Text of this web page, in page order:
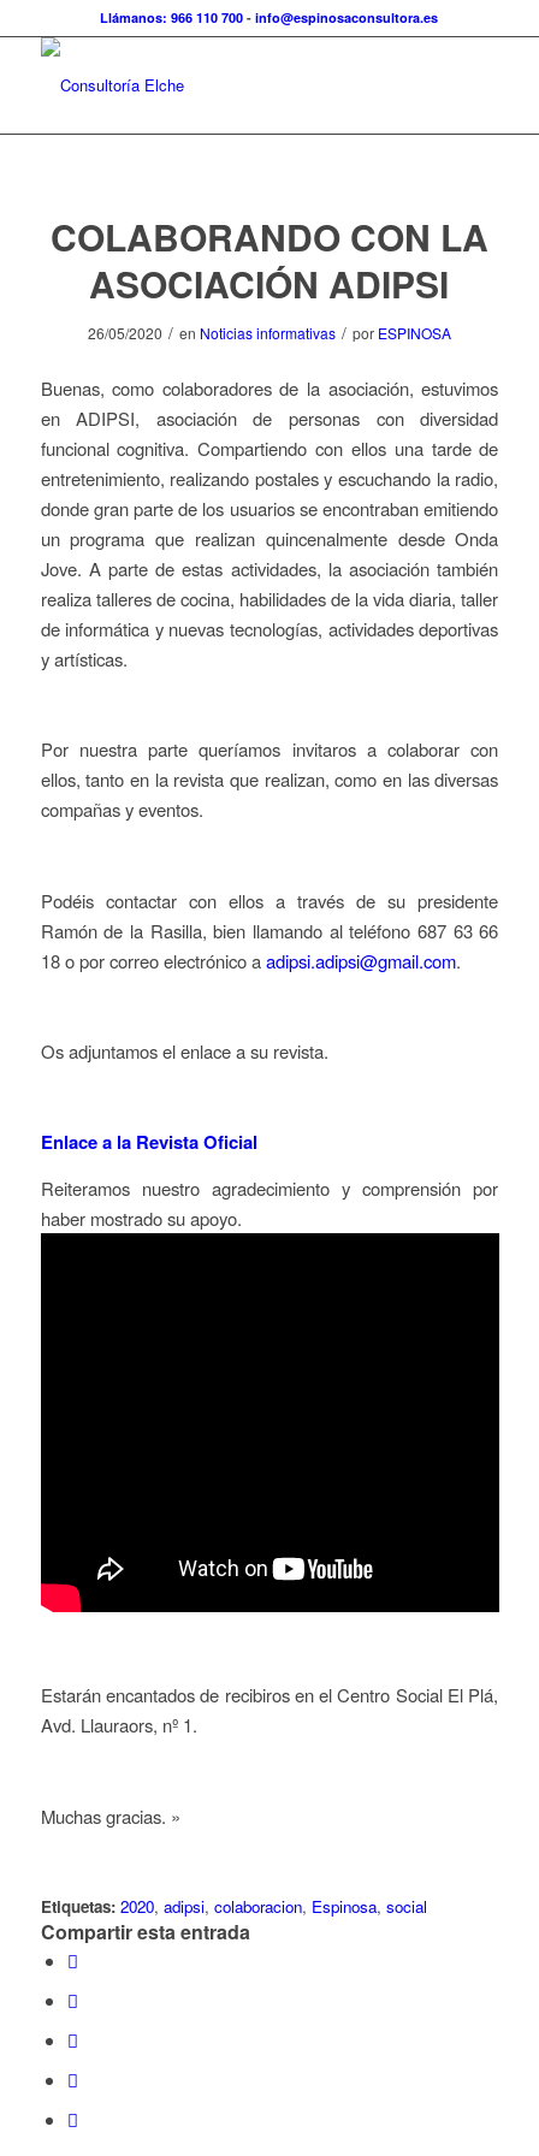
Llámanos: 966 110 700 -info@espinosaconsultora.es
COLABORANDO CON LA
ASOCIACIÓN ADIPSI
26/05/2020 / en Noticias informativas / por ESPINOSA
Buenas, como colaboradores de la asociación, estuvimos
en ADIPSI, asociación de personas con diversidad
funcional cognitiva. Compartiendo con ellos una tarde de
entretenimiento, realizando postales y escuchando la radio,
donde gran parte de los usuarios se encontraban emitiendo
un programa que realizan quincenalmente desde Onda
Jove. A parte de estas actividades, la asociación también
realiza talleres de cocina, habilidades de la vida diaria, taller
de informática y nuevas tecnologías, actividades deportivas
y artísticas.
Por nuestra parte queríamos invitaros a colaborar con
ellos, tanto en la revista que realizan, como en las diversas
compañas y eventos.
Podéis contactar con ellos a través de su presidente
Ramón de la Rasilla, bien llamando al teléfono 687 63 66
18 o por correo electrónico aadipsi.adipsi@gmail.com.
Os adjuntamos el enlace a su revista.
Enlace a la Revista Oficial
Reiteramos nuestro agradecimiento y comprensión por
haber mostrado su apoyo.
Estarán encantados de recibiros en el Centro Social El Plá,
Avd. Llauraors, nº 1.
Muchas gracias. »
Etiquetas: 2020, adipsi, colaboracion, Espinosa, social
Compartir esta entrada